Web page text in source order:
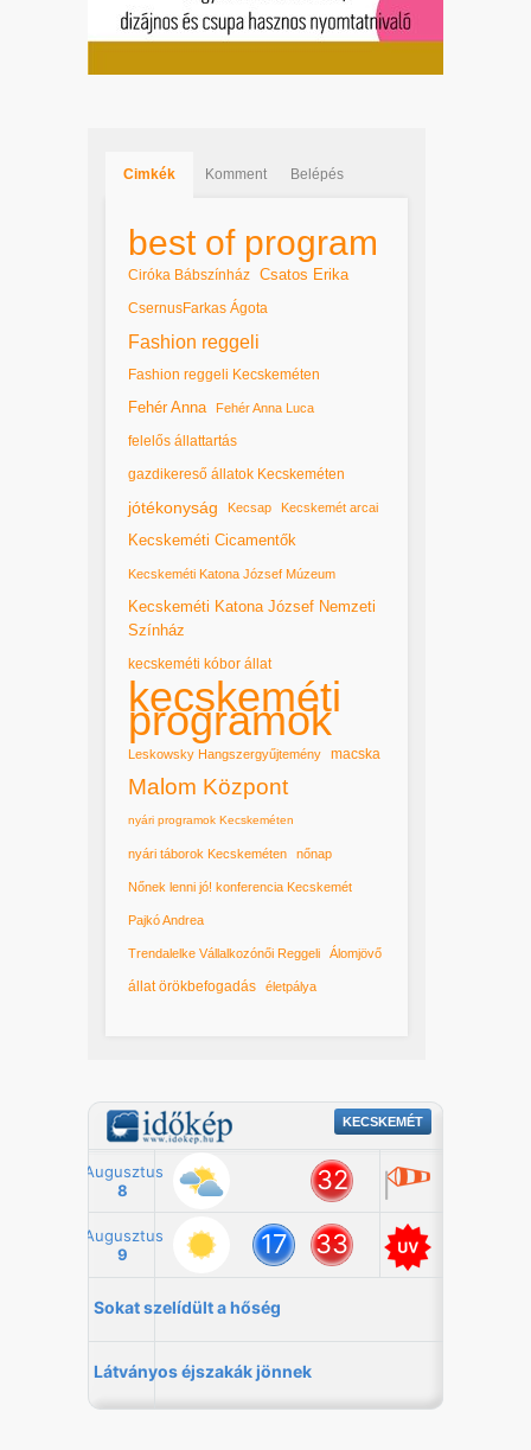
Cimkék Komment Belépés
best of program
Ciróka Bábszínház Csatos Erika
CsernusFarkas Ágota
Fashion reggeli
Fashion reggeli Kecskeméten
Fehér Anna Fehér Anna Luca
felelős állattartás
gazdikereső állatok Kecskeméten
jótékonyság Kecsap Kecskemét arcai
Kecskeméti Cicamentők
Kecskeméti Katona József Múzeum
Kecskeméti Katona József Nemzeti
Színház
kecskeméti kóbor állat
kecskeméti
programok
Leskowsky Hangszergyűjtemény macska
Malom Központ
nyári programok Kecskeméten
nyári táborok Kecskeméten nőnap
Nőnek lenni jó! konferencia Kecskemét
Pajkó Andrea
Trendalelke Vállalkozónői Reggeli Álomjövő
állat örökbefogadás életpálya